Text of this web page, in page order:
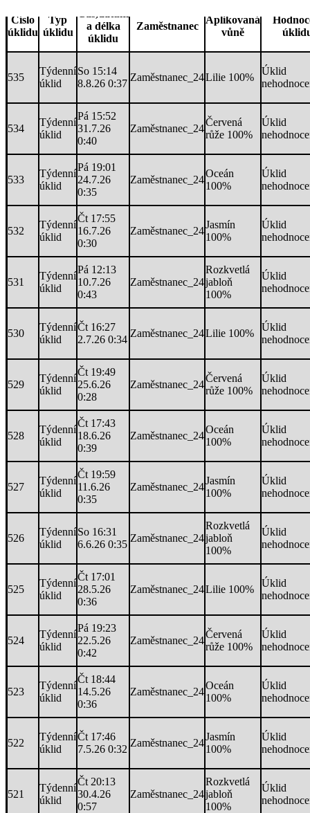
Číslo
úklidu
Typ
úklidu
a délka
úklidu
Zaměstnanec
Aplikovaná
vůně
535
Týdenní
úklid
So 15:14
8.8.26 0:37
Zaměstnanec_24Lilie 100%
Úklid
534
Týdenní
úklid
Pá 15:52
31.7.26
0:40
Zaměstnanec_24
Červená
růže 100%
Úklid
533
Týdenní
úklid
Pá 19:01
24.7.26
0:35
Zaměstnanec_24
Oceán
100%
Úklid
532
Týdenní
úklid
Čt 17:55
16.7.26
0:30
Zaměstnanec_24
Jasmín
100%
Úklid
531
Týdenní
úklid
Pá 12:13
10.7.26
0:43
Zaměstnanec_24
Rozkvetlá
jabloň
100%
Úklid
530
Týdenní
úklid
Čt 16:27
2.7.26 0:34
Zaměstnanec_24Lilie 100%
Úklid
529
Týdenní
úklid
Čt 19:49
25.6.26
0:28
Zaměstnanec_24
Červená
růže 100%
Úklid
528
Týdenní
úklid
Čt 17:43
18.6.26
0:39
Zaměstnanec_24
Oceán
100%
Úklid
527
Týdenní
úklid
Čt 19:59
11.6.26
0:35
Zaměstnanec_24
Jasmín
100%
Úklid
526
Týdenní
úklid
So 16:31
6.6.26 0:35
Zaměstnanec_24
Rozkvetlá
jabloň
100%
Úklid
525
Týdenní
úklid
Čt 17:01
28.5.26
0:36
Zaměstnanec_24Lilie 100%
Úklid
524
Týdenní
úklid
Pá 19:23
22.5.26
0:42
Zaměstnanec_24
Červená
růže 100%
Úklid
523
Týdenní
úklid
Čt 18:44
14.5.26
0:36
Zaměstnanec_24
Oceán
100%
Úklid
522
Týdenní
úklid
Čt 17:46
7.5.26 0:32
Zaměstnanec_24
Jasmín
100%
Úklid
521
Týdenní
úklid
Čt 20:13
30.4.26
0:57
Zaměstnanec_24
Rozkvetlá
jabloň
100%
Úklid